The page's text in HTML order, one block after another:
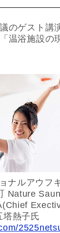
のゲスト講
温浴施設の
ナルアウフ
Nature
塔熱子氏